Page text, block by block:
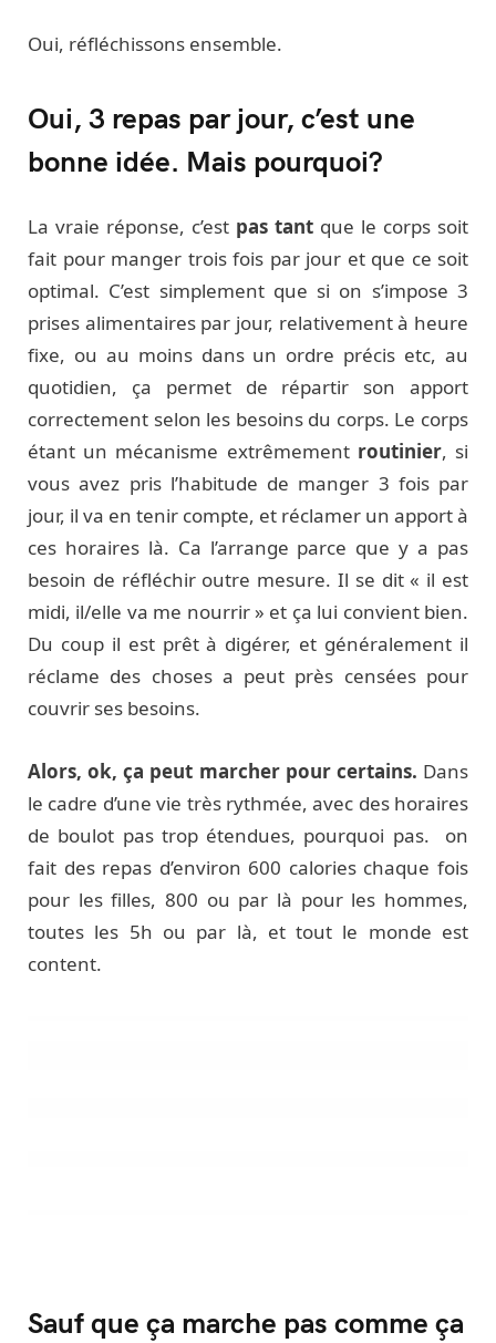
Oui, réfléchissons ensemble.
Oui, 3 repas par jour, c’est une
bonne idée. Mais pourquoi?
La vraie réponse, c’est pas tant que le corps soit
fait pour manger trois fois par jour et que ce soit
optimal. C’est simplement que si on s’impose 3
prises alimentaires par jour, relativement à heure
fixe, ou au moins dans un ordre précis etc, au
quotidien, ça permet de répartir son apport
correctement selon les besoins du corps. Le corps
étant un mécanisme extrêmement routinier, si
vous avez pris l’habitude de manger 3 fois par
jour, il va en tenir compte, et réclamer un apport à
ces horaires là. Ca l’arrange parce que y a pas
besoin de réfléchir outre mesure. Il se dit « il est
midi, il/elle va me nourrir » et ça lui convient bien.
Du coup il est prêt à digérer, et généralement il
réclame des choses a peut près censées pour
couvrir ses besoins.
Alors, ok, ça peut marcher pour certains. Dans
le cadre d’une vie très rythmée, avec des horaires
de boulot pas trop étendues, pourquoi pas. on
fait des repas d’environ 600 calories chaque fois
pour les filles, 800 ou par là pour les hommes,
toutes les 5h ou par là, et tout le monde est
content.
Sauf que ça marche pas comme ça